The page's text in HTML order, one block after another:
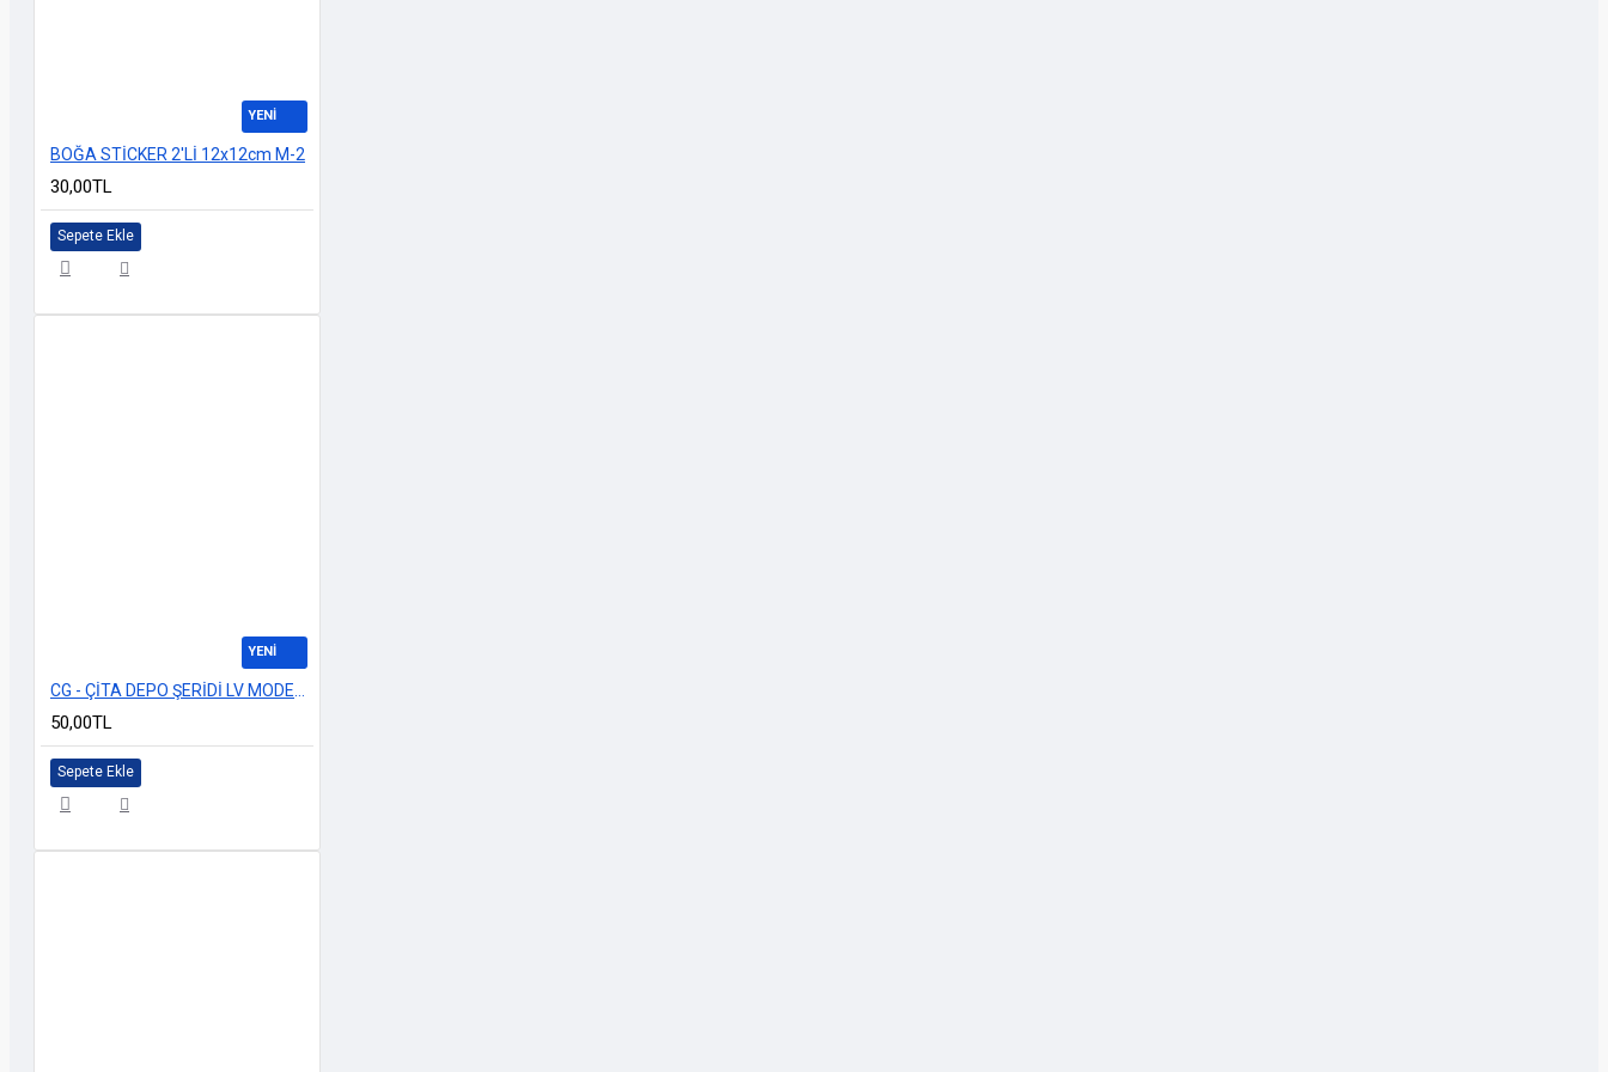
YENİ
BOĞA STİCKER 2'Lİ 12x12cm M-2
30,00TL
Sepete Ekle
YENİ
CG - ÇİTA DEPO ŞERİDİ LV MODEL SİYAH
50,00TL
Sepete Ekle